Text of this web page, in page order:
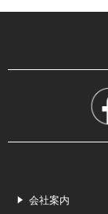
会社案内